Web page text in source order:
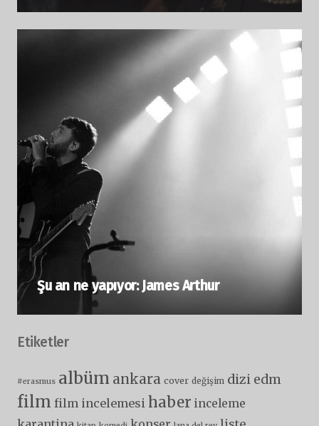
Şu an ne yapıyor: James Arthur
Etiketler
#erasmus albüm ankara cover değişim dizi edm
film film incelemesi haber inceleme